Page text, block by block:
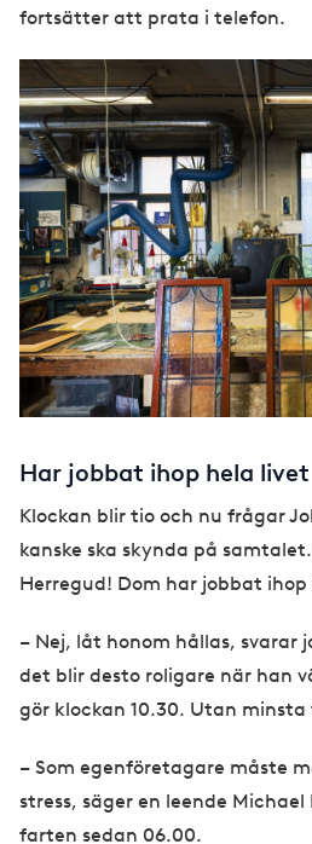
fortsätter att prata i telefon.
Har jobbat ihop hela livet
Klockan blir tio och nu frågar
kanske ska skynda på
Herregud! Dom har jobbat
– Nej, låt honom hållas, svarar
det blir desto roligare när han
gör klockan 10.30. Utan minsta
– Som egenföretagare måste
stress, säger en leende
farten sedan 06.00.